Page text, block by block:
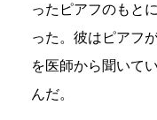
ったピアフのもと
った。彼はピアフ
を医師から聞いて
んだ。